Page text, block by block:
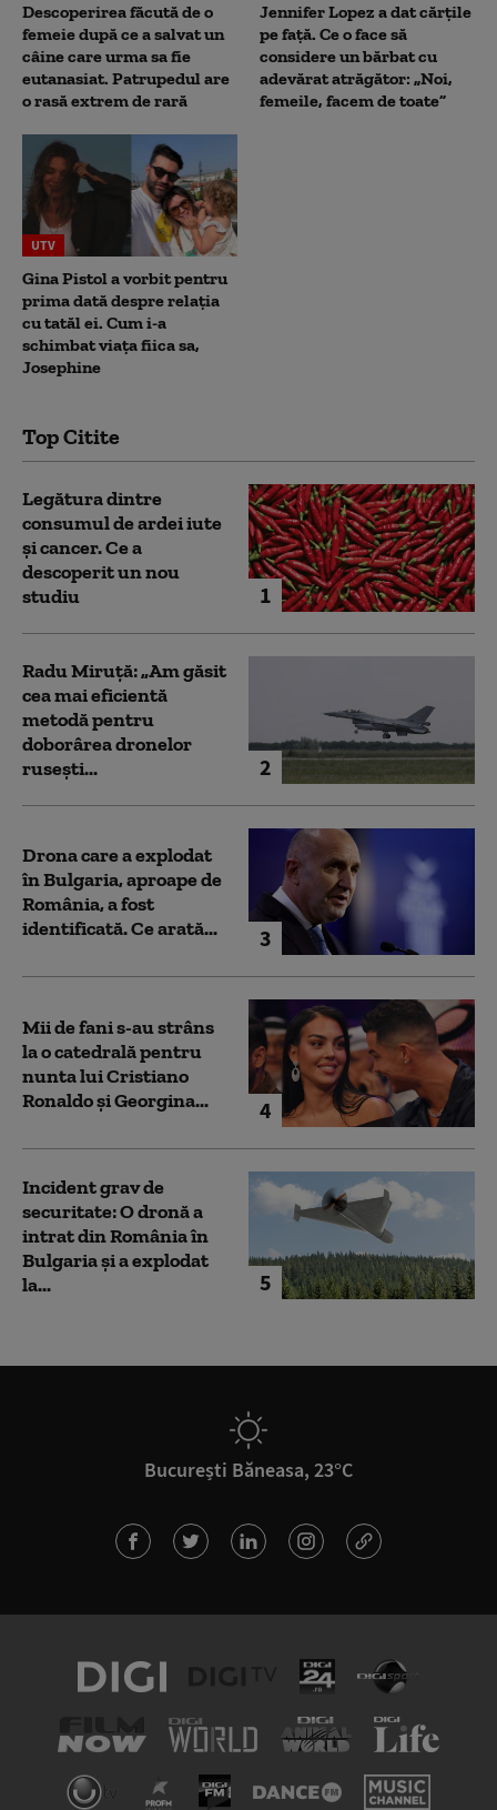
Descoperirea făcută de o
femeie după ce a salvat un
câine care urma sa fie
eutanasiat. Patrupedul are
o rasă extrem de rară
Jennifer Lopez a dat cărțile
pe față. Ce o face să
considere un bărbat cu
adevărat atrăgător: „Noi,
femeile, facem de toate”
UTV
Gina Pistol a vorbit pentru
prima dată despre relația
cu tatăl ei. Cum i-a
schimbat viața fiica sa,
Josephine
Top Citite
1
Legătura dintre
consumul de ardei iute
și cancer. Ce a
descoperit un nou
studiu
2
Radu Miruță: „Am găsit
cea mai eficientă
metodă pentru
doborârea dronelor
rusești...
3
Drona care a explodat
în Bulgaria, aproape de
România, a fost
identificată. Ce arată...
4
Mii de fani s-au strâns
la o catedrală pentru
nunta lui Cristiano
Ronaldo şi Georgina...
5
Incident grav de
securitate: O dronă a
intrat din România în
Bulgaria şi a explodat
la...
București Băneasa, 23°C